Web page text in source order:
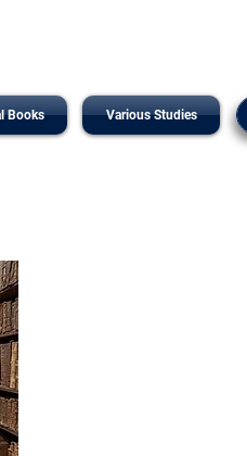
Books Various Studies